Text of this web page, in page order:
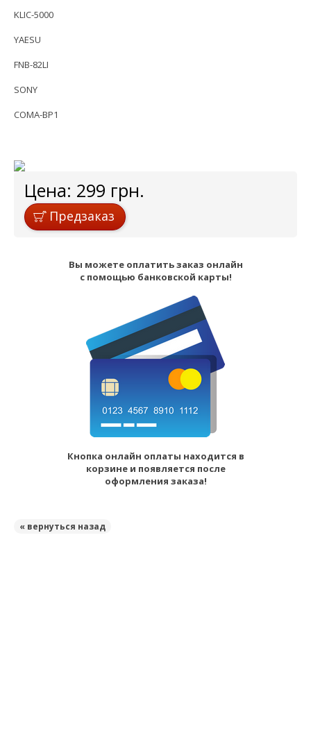
KLIC-5000
YAESU
FNB-82LI
SONY
COMA-BP1
Цена: 299 грн.
Предзаказ
Вы можете оплатить заказ онлайн
с помощью банковской карты!
Кнопка онлайн оплаты находится в
корзине и появляется после
оформления заказа!
« вернуться назад